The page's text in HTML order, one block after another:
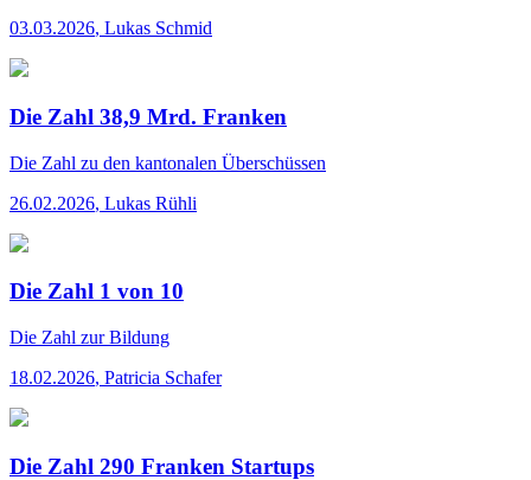
03.03.2026, Lukas Schmid
Die Zahl 38,9 Mrd. Franken
Die Zahl zu den kantonalen Überschüssen
26.02.2026, Lukas Rühli
Die Zahl 1 von 10
Die Zahl zur Bildung
18.02.2026, Patricia Schafer
Die Zahl 290 Franken Startups